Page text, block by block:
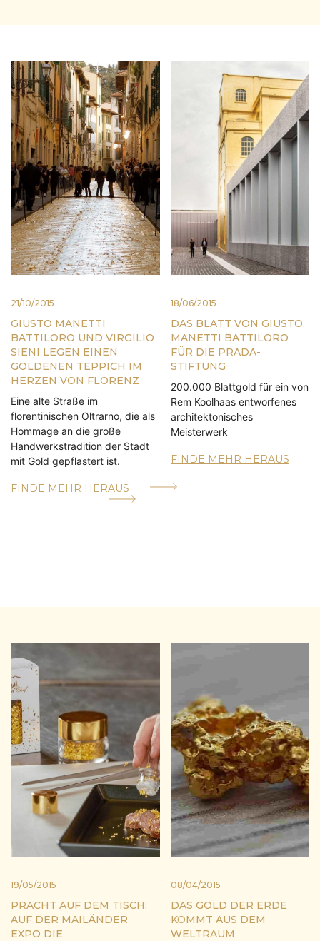
21/10/2015
GIUSTO MANETTI
BATTILORO UND VIRGILIO
SIENI LEGEN EINEN
GOLDENEN TEPPICH IM
HERZEN VON FLORENZ
Eine alte Straße im
florentinischen Oltrarno, die als
Hommage an die große
Handwerkstradition der Stadt
mit Gold gepflastert ist.
FINDE MEHR HERAUS
18/06/2015
DAS BLATT VON GIUSTO
MANETTI BATTILORO
FÜR DIE PRADA-
STIFTUNG
200.000 Blattgold für ein von
Rem Koolhaas entworfenes
architektonisches
Meisterwerk
FINDE MEHR HERAUS
19/05/2015
PRACHT AUF DEM TISCH:
AUF DER MAILÄNDER
EXPO DIE
08/04/2015
DAS GOLD DER ERDE
KOMMT AUS DEM
WELTRAUM